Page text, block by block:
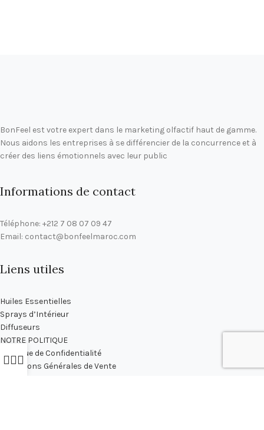
BonFeel est votre expert dans le marketing olfactif haut de gamme.
Nous aidons les entreprises à se différencier de la concurrence et à
créer des liens émotionnels avec leur public
Informations de contact
Téléphone: +212 7 08 07 09 47
Email: contact@bonfeelmaroc.com
Liens utiles
Huiles Essentielles
Sprays d’Intérieur
Diffuseurs
NOTRE POLITIQUE
Politique de Confidentialité
Conditions Générales de Vente